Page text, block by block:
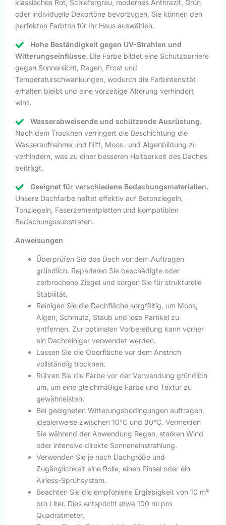
klassisches Rot, Schiefergrau, modernes Anthrazit, Grün
oder individuelle Dekortöne bevorzugen, Sie können den
perfekten Farbton für Ihr Haus auswählen.
Hohe Beständigkeit gegen UV-Strahlen und
Witterungseinflüsse. Die Farbe bildet eine Schutzbarriere
gegen Sonnenlicht, Regen, Frost und
Temperaturschwankungen, wodurch die Farbintensität
erhalten bleibt und eine vorzeitige Alterung verhindert
wird.
Wasserabweisende und schützende Ausrüstung.
Nach dem Trocknen verringert die Beschichtung die
Wasseraufnahme und hilft, Moos- und Algenbildung zu
verhindern, was zu einer besseren Haltbarkeit des Daches
beiträgt.
Geeignet für verschiedene Bedachungsmaterialien.
Unsere Dachfarbe haftet effektiv auf Betonziegeln,
Tonziegeln, Faserzementplatten und kompatiblen
Bedachungssubstraten.
Anweisungen
Überprüfen Sie das Dach vor dem Auftragen
gründlich. Reparieren Sie beschädigte oder
zerbrochene Ziegel und sorgen Sie für strukturelle
Stabilität.
Reinigen Sie die Dachfläche sorgfältig, um Moos,
Algen, Schmutz, Staub und lose Partikel zu
entfernen. Zur optimalen Vorbereitung kann vorher
ein Dachreiniger verwendet werden.
Lassen Sie die Oberfläche vor dem Anstrich
vollständig trocknen.
Rühren Sie die Farbe vor der Verwendung gründlich
um, um eine gleichmäßige Farbe und Textur zu
gewährleisten.
Bei geeigneten Witterungsbedingungen auftragen,
idealerweise zwischen 10°C und 30°C. Vermeiden
Sie während der Anwendung Regen, starken Wind
oder intensive direkte Sonneneinstrahlung.
Verwenden Sie je nach Dachgröße und
Zugänglichkeit eine Rolle, einen Pinsel oder ein
Airless-Sprühsystem.
Beachten Sie die empfohlene Ergiebigkeit von 10 m²
pro Liter. Dies entspricht etwa 100 ml pro
Quadratmeter.